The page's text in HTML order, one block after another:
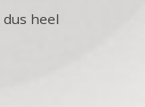
heel